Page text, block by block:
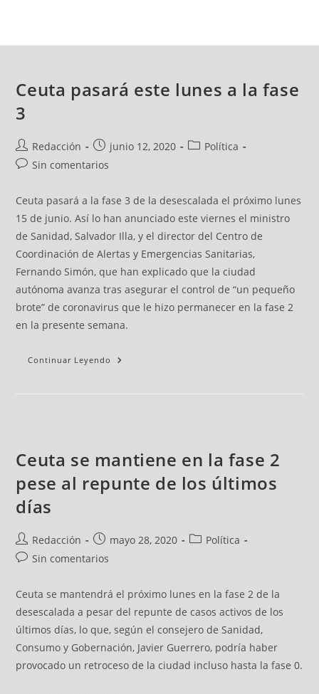
Ceuta pasará este lunes a la fase
3
Redacción junio 12, 2020
Política
Sin comentarios
Ceuta pasará a la fase 3 de la desescalada el próximo lunes
15 de junio. Así lo han anunciado este viernes el ministro
de Sanidad, Salvador Illa, y el director del Centro de
Coordinación de Alertas y Emergencias Sanitarias,
Fernando Simón, que han explicado que la ciudad
autónoma avanza tras asegurar el control de “un pequeño
brote” de coronavirus que le hizo permanecer en la fase 2
en la presente semana.
Continuar Leyendo
Ceuta se mantiene en la fase 2
pese al repunte de los últimos
días
Redacción mayo 28, 2020
Política
Sin comentarios
Ceuta se mantendrá el próximo lunes en la fase 2 de la
desescalada a pesar del repunte de casos activos de los
últimos días, lo que, según el consejero de Sanidad,
Consumo y Gobernación, Javier Guerrero, podría haber
provocado un retroceso de la ciudad incluso hasta la fase 0.